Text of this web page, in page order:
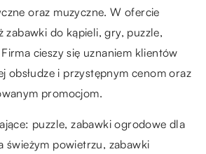
oraz muzyczne. W ofercie
zabawki do kąpieli, gry, puzzle,
cieszy się uznaniem klientów
obsłudze i przystępnym cenom oraz
promocjom.
puzzle,zabawki ogrodowe dla
świeżym powietrzu, zabawki